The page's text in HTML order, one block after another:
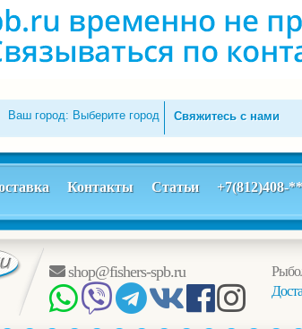
Свяжитесь с нами
Ваш город: Выберите город
Контакты Статьи +7(812)408-
shop@fishers-spb.ru